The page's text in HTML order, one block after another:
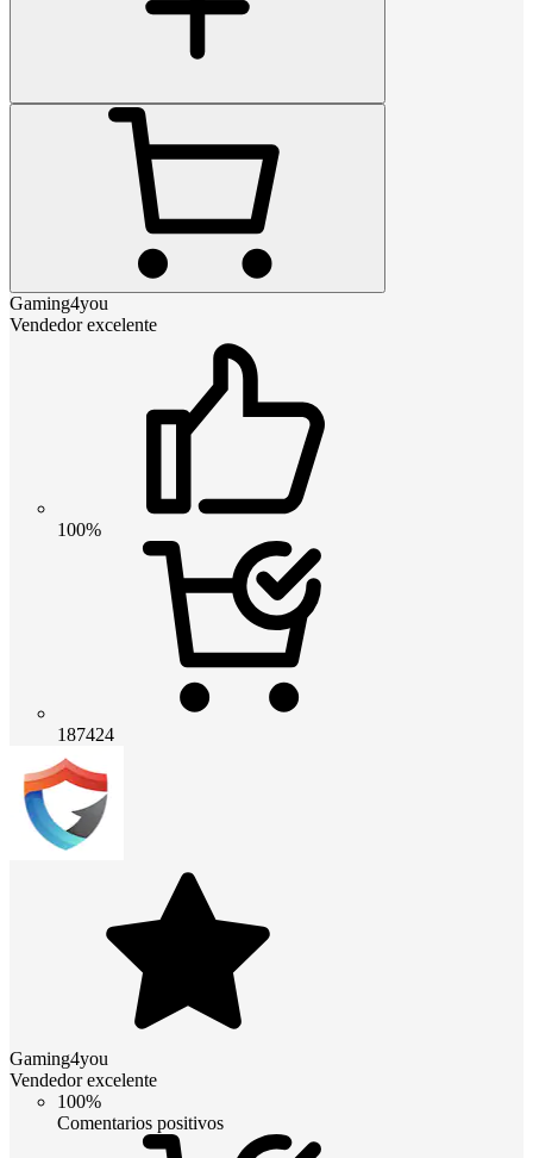
Gaming4you
Vendedor excelente
100%
187424
Gaming4you
Vendedor excelente
100%
Comentarios positivos